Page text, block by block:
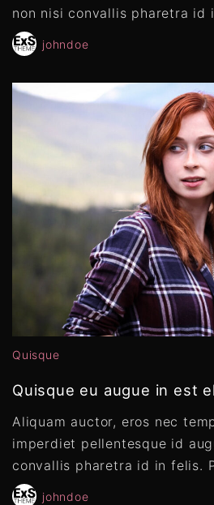
non nisi convallis pharetra id
johndoe
Quisque
Quisque eu augue in est
Aliquam auctor, eros nec
imperdiet pellentesque id
convallis pharetra id in felis.
johndoe